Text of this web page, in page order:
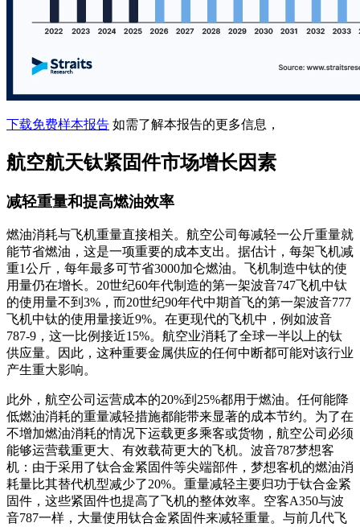
下载免费样本报告 如需了解本报告的更多信息，
航空航天钛紧固件市场增长因素
减轻重量和提高燃油效率
燃油消耗与飞机重量直接相关。航空公司每减轻一公斤重量就
能节省燃油，这是一项重要的成本支出。据估计，每架飞机减
重1公斤，每年最多可节省3000加仑燃油。飞机制造中钛的使
用量仍在增长。20世纪60年代制造的第一架波音747飞机中钛
的使用量不到3%，而20世纪90年代中期首飞的第一架波音777
飞机中钛的使用量接近9%。在更现代的飞机中，例如波音
787-9，这一比例接近15%。航空业消耗了全球一半以上的钛
供应量。因此，这种重要金属供应的任何中断都可能对该行业
产生重大影响。
此外，航空公司运营成本的20%到25%都用于燃油。任何能降
低燃油消耗的重量减轻措施都能带来显著的成本节约。为了在
不增加燃油消耗的情况下运载更多乘客或货物，航空公司必须
能够运营载重更大、有效载荷更大的飞机。波音787梦想客
机：由于采用了钛合金紧固件等尖端部件，梦想客机的燃油消
耗量比其替代机型减少了20%。重量减轻主要归功于钛合金紧
固件，这些紧固件也提高了飞机的整体效率。空客A350与波
音787一样，大量使用钛合金紧固件来减轻重量。与前几代飞